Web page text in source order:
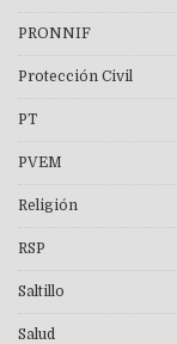
PRONNIF
Protección Civil
PT
PVEM
Religión
RSP
Saltillo
Salud